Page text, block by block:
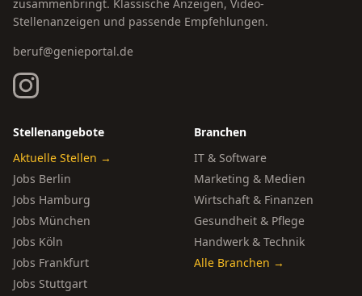
zusammenbringt. Klassische Anzeigen, Video-
Stellenanzeigen und passende Empfehlungen.
beruf@genieportal.de
Stellenangebote
Aktuelle Stellen →
Jobs Berlin
Jobs Hamburg
Jobs München
Jobs Köln
Jobs Frankfurt
Jobs Stuttgart
Branchen
IT & Software
Marketing & Medien
Wirtschaft & Finanzen
Gesundheit & Pflege
Handwerk & Technik
Alle Branchen →